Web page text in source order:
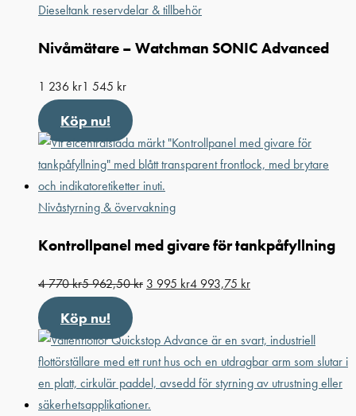
Dieseltank reservdelar & tillbehör
Nivåmätare – Watchman SONIC Advanced
1 236 kr1 545 kr
Köp nu!
Nivåstyrning & övervakning
Kontrollpanel med givare för tankpåfyllning
4 770kr5 962,50kr 3 995 kr4 993,75 kr
Köp nu!